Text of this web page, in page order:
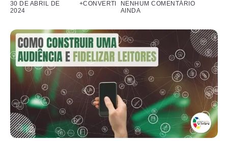
30 DE ABRIL DE
2024
+CONVERTI
NENHUM COMENTÁRIO
AINDA